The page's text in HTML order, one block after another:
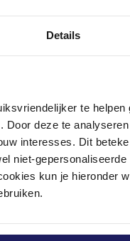
Details
te
deze te
interesses. Dit
niet-
kun je hieronder